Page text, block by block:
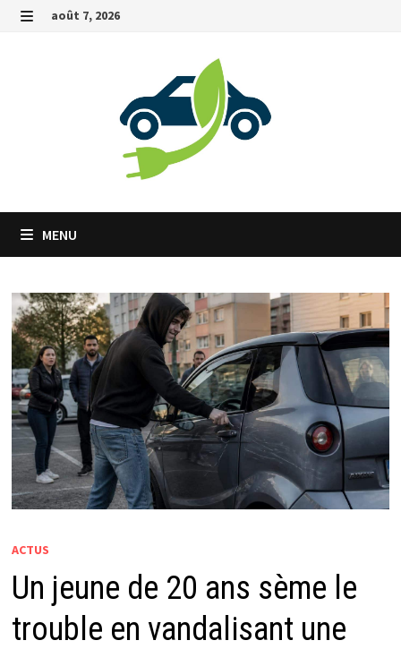
Passer
août 7, 2026
MENU
ACTUS
Un jeune de 20 ans sème le
trouble en vandalisant une